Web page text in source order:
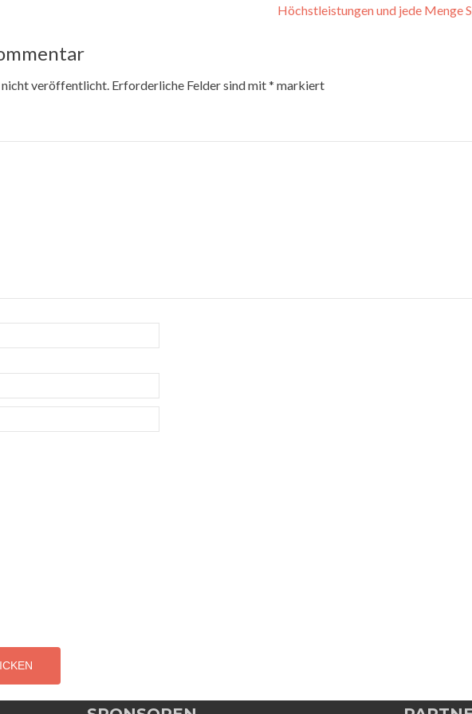
Höchstleistungen und jede Menge
veröffentlicht. Erforderliche Felder sind mit* markiert